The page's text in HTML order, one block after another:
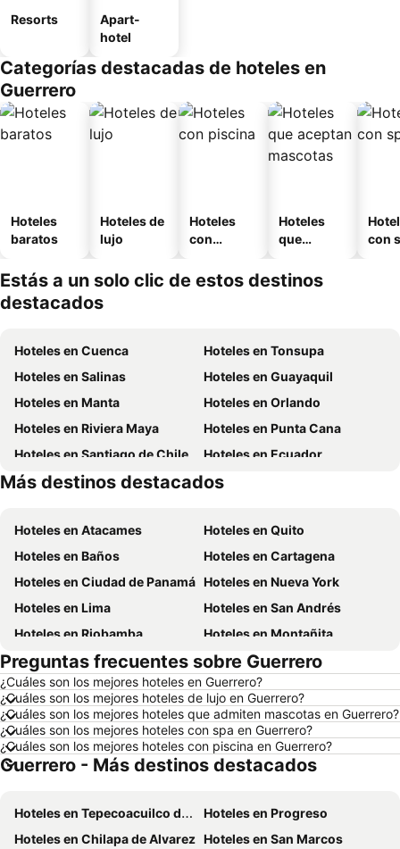
Resorts
Apart-
hotel
Categorías destacadas de hoteles en
Guerrero
Hoteles
baratos
Hoteles de
lujo
Hoteles
con
Hoteles
que
mascotas
con
Estás a un solo clic de estos destinos
destacados
Hoteles en Cuenca
Hoteles en Tonsupa
Hoteles en Salinas
Hoteles en Guayaquil
Hoteles en Manta
Hoteles en Orlando
Hoteles en Riviera Maya
Hoteles en Punta Cana
Hoteles en Santiago de Chile
Hoteles en Ecuador
Hoteles en Chicago
Hoteles en Panamá
Más destinos destacados
Hoteles en Atacames
Hoteles en Quito
Hoteles en Baños
Hoteles en Cartagena
Hoteles en Ciudad de Panamá Hoteles en Nueva York
Hoteles en Lima
Hoteles en San Andrés
Hoteles en Riobamba
Hoteles en Montañita
Hoteles en Puerto López
Hoteles en Pedernales
Hoteles en Miami
Hoteles en Roma
Hoteles en Ambato
Hoteles en Cojimies
Hoteles en Lisboa
Hoteles en Zorritos
Hoteles en Oporto
Hoteles en México
Hoteles en Curazao
Hoteles en Guatemala
Hoteles en Santa Cruz
Hoteles en Colombia
Preguntas frecuentes sobre Guerrero
¿Cuáles son los mejores hoteles en Guerrero?
¿Cuáles son los mejores hoteles de lujo en Guerrero?
¿Cuáles son los mejores hoteles que admiten mascotas en Guerrero?
¿Cuáles son los mejores hoteles con spa en Guerrero?
¿Cuáles son los mejores hoteles con piscina en Guerrero?
Guerrero - Más destinos destacados
Hoteles en Tepecoacuilco de Trujano
Hoteles en Progreso
Hoteles en Chilapa de Alvarez Hoteles en San Marcos